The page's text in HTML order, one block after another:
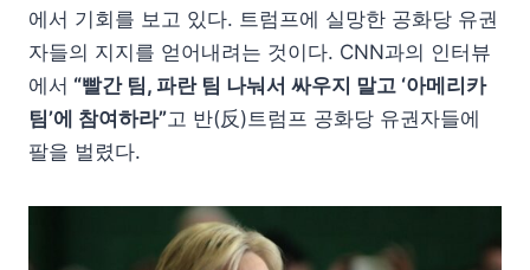
에서 기회를 보고 있다. 트럼프에 실망한 공화당 유권
자들의 지지를 얻어내려는 것이다. CNN과의 인터뷰
에서 “빨간 팀, 파란 팀 나눠서 싸우지 말고 ‘아메리카
팀’에 참여하라”고 반(反)트럼프 공화당 유권자들에
팔을 벌렸다.